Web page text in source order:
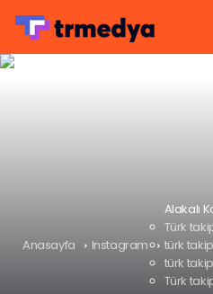
Anasayfa Instagram
Alakalı
Türk
türk
türk
Türk